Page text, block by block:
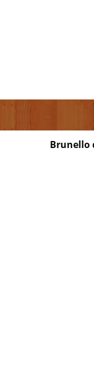
Brunello